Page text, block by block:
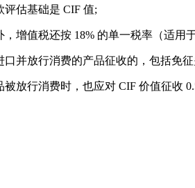
评估基础是 CIF 值;
增值税还按 18% 的单一税率（适用
口并放行消费的产品征收的，包括免
放行消费时，也应对 CIF 价值征收